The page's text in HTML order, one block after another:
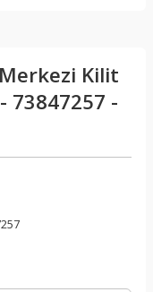
Kilit
73847257 -